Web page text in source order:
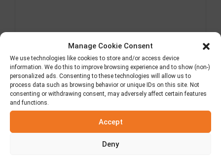
Manage Cookie Consent
We use technologies like cookies to store and/or access device
information. We do this to improve browsing experience and to show (non-)
personalized ads. Consenting to these technologies will allow us to
process data such as browsing behavior or unique IDs on this site. Not
consenting or withdrawing consent, may adversely affect certain features
and functions.
Accept
Deny
Name *
Email *